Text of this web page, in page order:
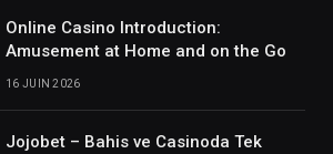
Online Casino Introduction:
Amusement at Home and on the Go
16 JUIN 2026
Jojobet – Bahis ve Casinoda Tek